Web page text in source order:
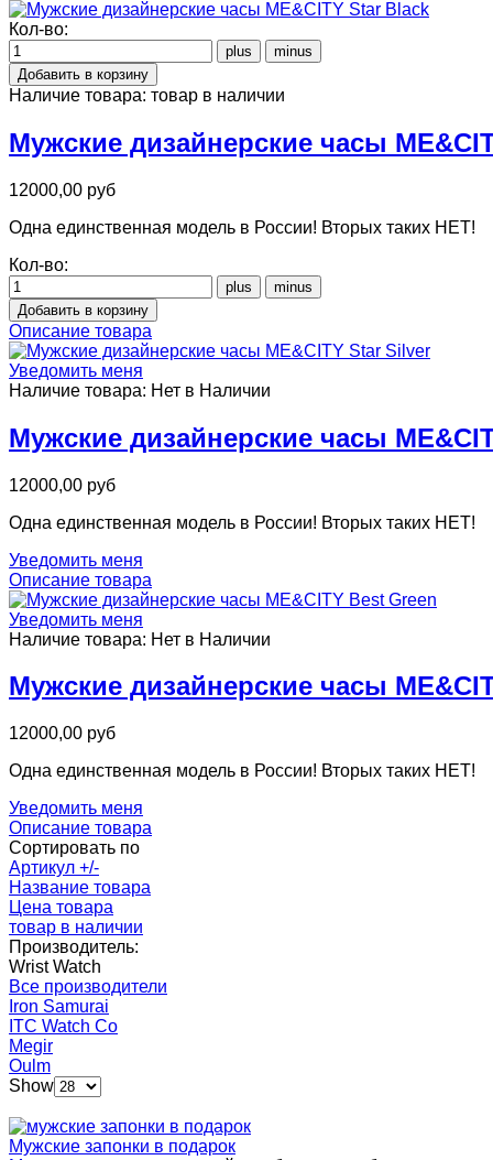
Кол-во:
Наличие товара: товар в наличии
Мужские дизайнерские часы
12000,00 руб
Одна единственная модель в России! Вторых таких НЕТ!
Кол-во:
Описание товара
Уведомить меня
Наличие товара: Нет в Наличии
Мужские дизайнерские часы
12000,00 руб
Одна единственная модель в России! Вторых таких НЕТ!
Уведомить меня
Описание товара
Уведомить меня
Наличие товара: Нет в Наличии
Мужские дизайнерские часы
12000,00 руб
Одна единственная модель в России! Вторых таких НЕТ!
Уведомить меня
Описание товара
Сортировать по
Артикул +/-
Название товара
Цена товара
товар в наличии
Производитель:
Wrist Watch
Все производители
Iron Samurai
ITC Watch Co
Megir
Oulm
Show
Мужские запонки в подарок